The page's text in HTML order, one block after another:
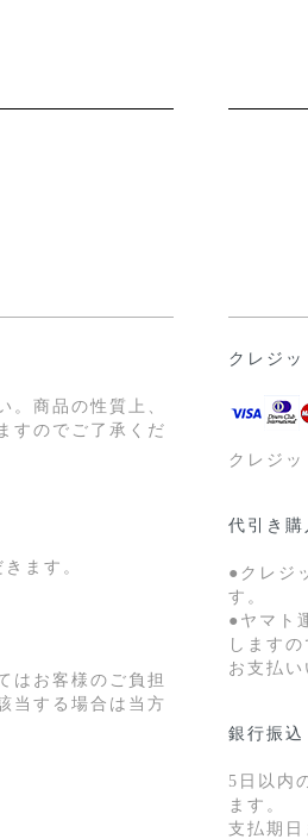
。商品の性質上、
すのでご了承くだ
ます。
はお客様のご負担
当する場合は当方
クレジッ
クレジ
代引き購
●クレジ
す。
●ヤマト
します
お支払い
銀行振込
5日以内
ます。
支払期日